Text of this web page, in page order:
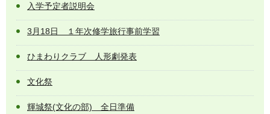
入学予定者説明会
3月18日 １年次修学旅行事前学習
ひまわりクラブ 人形劇発表
文化祭
輝城祭(文化の部) 全日準備